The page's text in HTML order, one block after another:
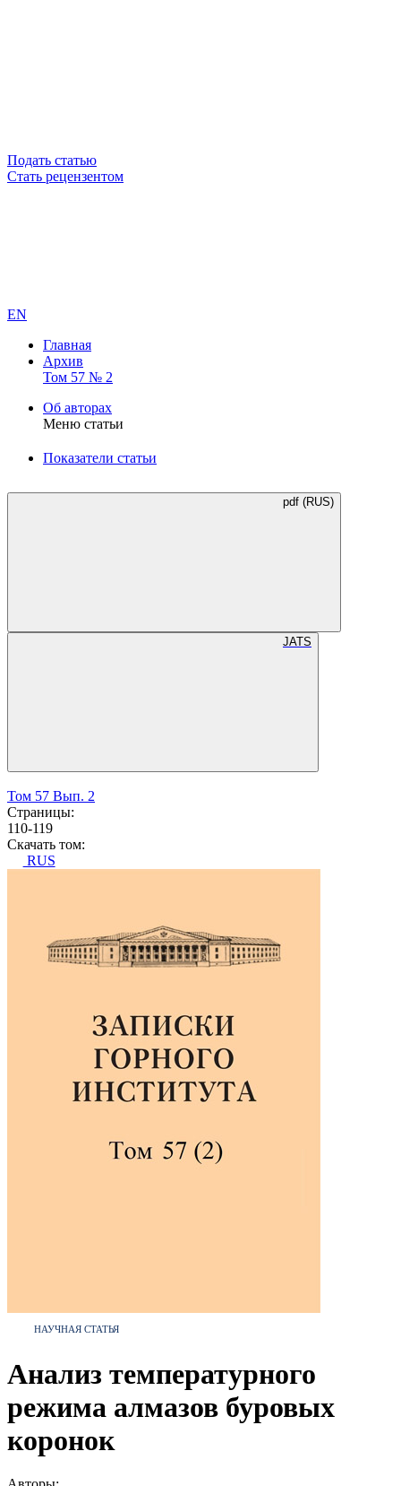
Подать статью
Стать рецензентом
EN
Главная
Архив
Том 57 № 2
Об авторах
Меню статьи
Показатели статьи
pdf (RUS)
JATS
Том 57 Вып. 2
Страницы:
110-119
Скачать том:
RUS
НАУЧНАЯ СТАТЬЯ
Анализ температурного
режима алмазов буровых
коронок